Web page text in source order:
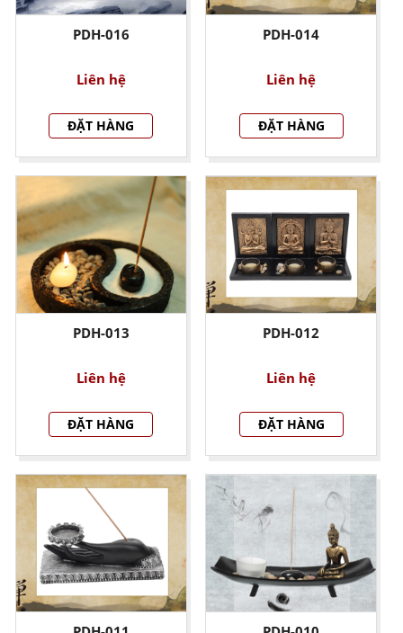
PDH-016
Liên hệ
ĐẶT HÀNG
PDH-014
Liên hệ
ĐẶT HÀNG
PDH-013
Liên hệ
ĐẶT HÀNG
PDH-012
Liên hệ
ĐẶT HÀNG